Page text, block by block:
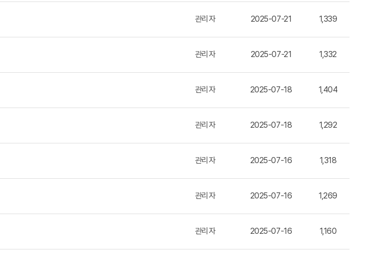
관리자 2025-07-21 1,339
관리자 2025-07-21 1,332
관리자 2025-07-18 1,404
관리자 2025-07-18 1,292
관리자 2025-07-16 1,318
관리자 2025-07-16 1,269
관리자 2025-07-16 1,160